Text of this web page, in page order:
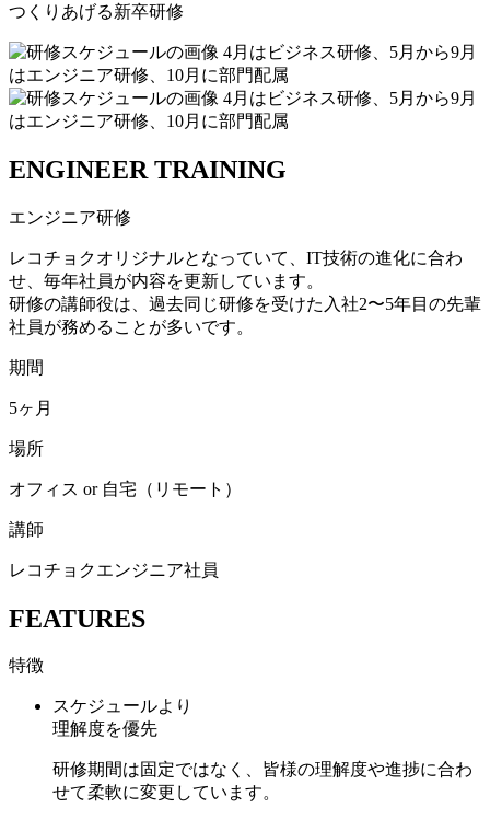
つくりあげる新卒研修
ENGINEER TRAINING
エンジニア研修
レコチョクオリジナルとなっていて、IT技術の進化に合わ
せ、毎年社員が内容を更新しています。
研修の講師役は、過去同じ研修を受けた入社2〜5年目の先輩
社員が務めることが多いです。
期間
5ヶ月
場所
オフィス or 自宅（リモート）
講師
レコチョクエンジニア社員
FEATURES
特徴
スケジュールより
理解度を優先
研修期間は固定ではなく、皆様の理解度や進捗に合わ
せて柔軟に変更しています。